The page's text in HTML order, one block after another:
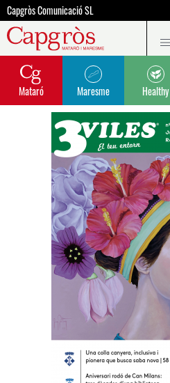
Capgròs Comunicació SL
Mataró Maresme Healthy